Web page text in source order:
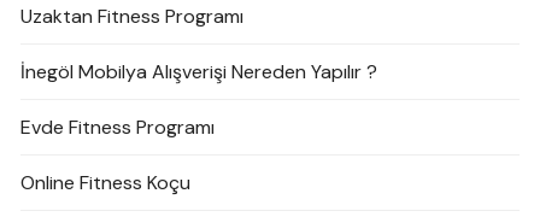
Uzaktan Fitness Programı
İnegöl Mobilya Alışverişi Nereden Yapılır ?
Evde Fitness Programı
Online Fitness Koçu